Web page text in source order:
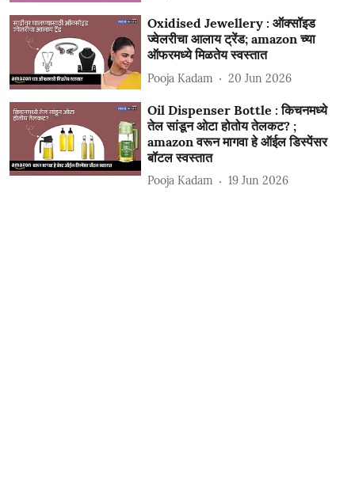
Oxidised Jewellery : ऑक्सॉइड
ज्वेलरीचा आलाय ट्रेंड; amazon च्या
ऑफरमध्ये मिळतेय स्वस्तात
Pooja Kadam 20 Jun 2026
Oil Dispenser Bottle : किचनमध्ये
तेल सांडून ओटा होतोय तेलकट? ;
amazon वरून मागवा हे ऑईल डिस्पेंसर
बॉटल स्वस्तात
Pooja Kadam 19 Jun 2026